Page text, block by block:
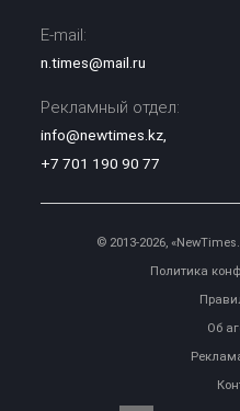
E-mail:
n.times@mail.ru
Рекламный отдел:
info@newtimes.kz,
+7 701 190 90 77
© 2013-2026,
Политика
Об